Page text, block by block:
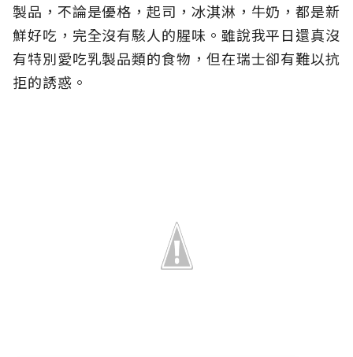
製品，不論是優格，起司，冰淇淋，牛奶，都是新
鮮好吃，完全沒有駭人的腥味。雖說我平日還真沒
有特別愛吃乳製品類的食物，但在瑞士卻有難以抗
拒的誘惑。